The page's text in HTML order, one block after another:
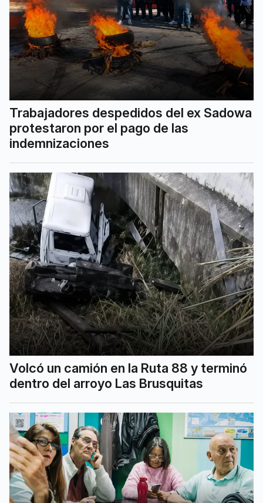
Trabajadores despedidos del ex Sadowa
protestaron por el pago de las
indemnizaciones
Volcó un camión en la Ruta 88 y terminó
dentro del arroyo Las Brusquitas